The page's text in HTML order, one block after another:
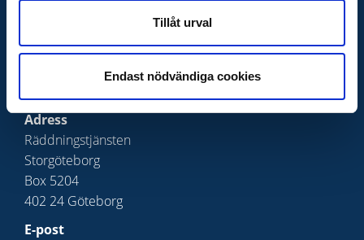
Tillåt urval
Endast nödvändiga cookies
Telefon växel
031-335 26 00
Adress
Räddningstjänsten
Storgöteborg
Box 5204
402 24 Göteborg
E-post